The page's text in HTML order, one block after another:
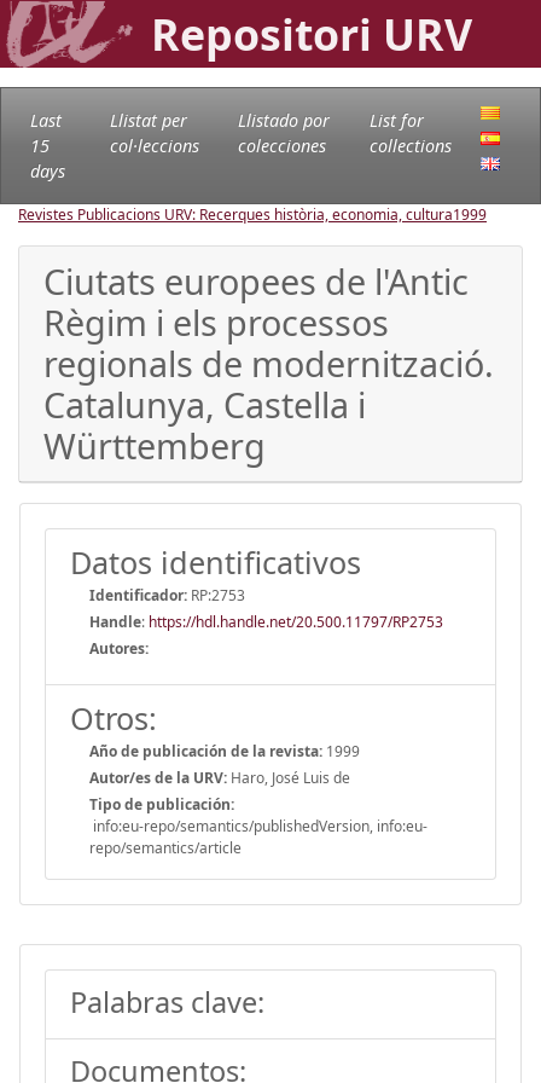
Repositori URV
Last
15
days
Llistat per
col·leccions
Llistado por
colecciones
List for
collections
Revistes Publicacions URV: Recerques història, economia, cultura1999
Ciutats europees de l'Antic
Règim i els processos
regionals de modernització.
Catalunya, Castella i
Württemberg
Datos identificativos
Identificador: RP:2753
Handle: https://hdl.handle.net/20.500.11797/RP2753
Autores:
Otros:
Año de publicación de la revista: 1999
Autor/es de la URV: Haro, José Luis de
Tipo de publicación:
info:eu-repo/semantics/publishedVersion, info:eu-
repo/semantics/article
Palabras clave:
Documentos: